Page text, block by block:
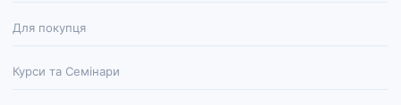
Для покупця
Курси та Семінари